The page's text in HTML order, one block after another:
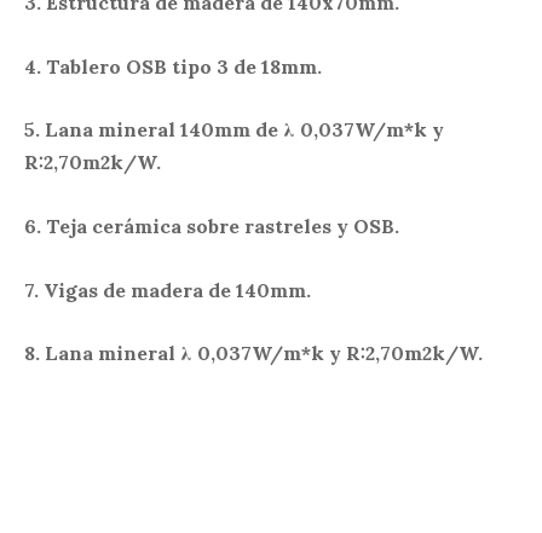
4. Tablero OSB tipo 3 de 18mm.
5. Lana mineral 140mm de λ 0,037W/m*k y
R:2,70m2k/W.
6. Teja cerámica sobre rastreles y OSB.
7. Vigas de madera de 140mm.
8. Lana mineral λ 0,037W/m*k y R:2,70m2k/W.